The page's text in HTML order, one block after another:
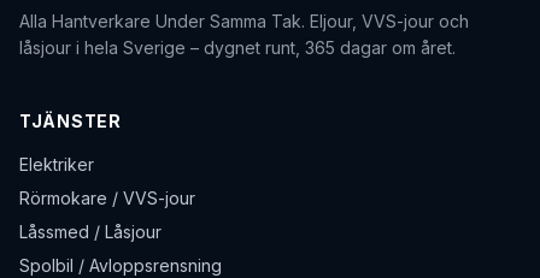
Alla Hantverkare Under Samma Tak. Eljour, VVS-jour och
låsjour i hela Sverige – dygnet runt, 365 dagar om året.
TJÄNSTER
Elektriker
Rörmokare / VVS-jour
Låssmed / Låsjour
Spolbil / Avloppsrensning